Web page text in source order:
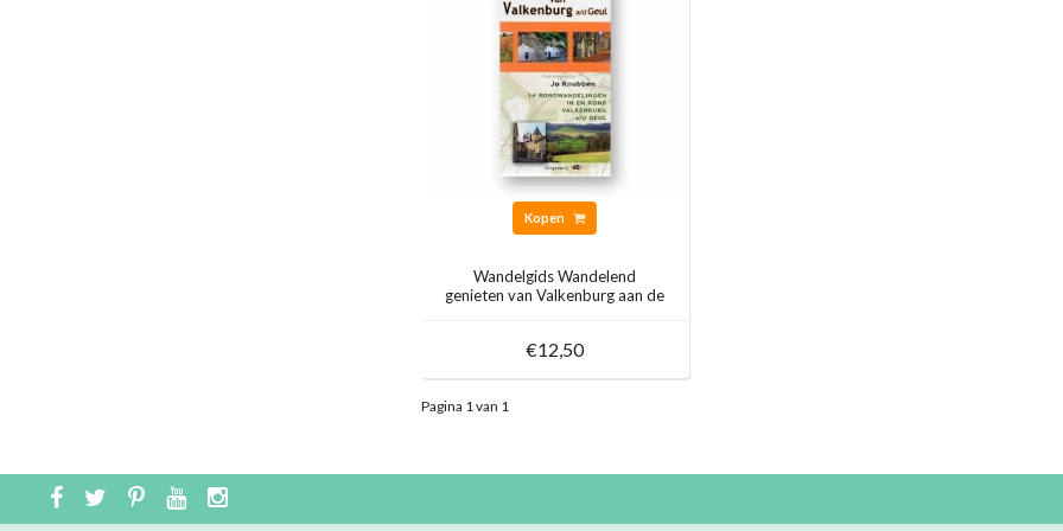
Kopen
Wandelgids Wandelend
genieten van Valkenburg aan de
€12,50
Pagina 1 van 1